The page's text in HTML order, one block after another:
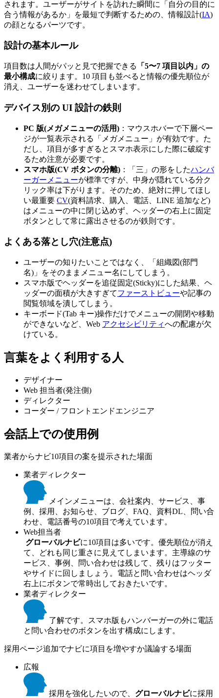
されます。ユーザーがサイトを訪れた瞬間に「自分の目的に
合う情報があるか」を最短で判断するための、情報設計(IA)
の顔となるパーツです。
設計の基本ルール
項目数は人間がパッと見で把握できる
「5〜7 項目以内」の
最小構成に絞ります。10 項目も並べると情報の優先順位が
消え、ユーザーを迷わせてしまいます。
デバイス別の UI 設計の鉄則
PC 版(メガメニューの活用) ：マウスホバーで下層ペー
ジが一覧表示される「メガメニュー」が有効です。た
だし、項目が多すぎるとスマホ表示にした際に破綻す
るため注意が必要です。
スマホ版(CV ボタンの分離) ：「三」の形をしたハンバ
ーガーメニューが標準ですが、中身が隠れている分ク
リック率は下がります。そのため、絶対に押してほし
い最重要 CV(資料請求、購入、電話、LINE 追加など)
はメニューの中に閉じ込めず、ヘッダーの右上に固定
ボタンとして常に露出させるのが鉄則です。
よくある落とし穴(注意点)
ユーザーの知りたいことではなく、「組織図(部門
名)」をそのままメニュー名にしてしまう。
スマホ版でヘッダーを追従固定(Sticky)にした結果、ヘ
ッダーの面積が大きすぎてファーストビューや記事の
閲覧領域を潰してしまう。
キーボード(Tab キー)操作だけでメニューの開閉や移動
ができないなど、Web アクセシビリティへの配慮が欠
けている。
言葉をよく利用する人
デザイナー
Web 担当者(発注側)
ディレクター
コーダー / フロントエンドエンジニア
会話上での使用例
業者からナビ10項目の案を提示された場面
業者ディレクター
メインメニューは、会社案内、サービス、事
例、採用、お知らせ、ブログ、FAQ、資料DL、問い合
わせ、電話番号の10項目で考えています。
Web担当者
グローバルナビに10項目は多いです。優先順位が消え
て、どれも同じ重さに見えてしまいます。主導線のサ
ービス、事例、問い合わせは残して、残りはフッター
やサイドに回しましょう。電話と問い合わせはヘッダ
右上にボタンで常時出しておきたいです。
業者ディレクター
了解です。スマホ版もハンバーガーの外に電話
と問い合わせのボタンを出す構成にします。
採用ページ追加でナビに項目を増やすか議論する場面
広報
採用を強化したいので、 グローバルナビに採用